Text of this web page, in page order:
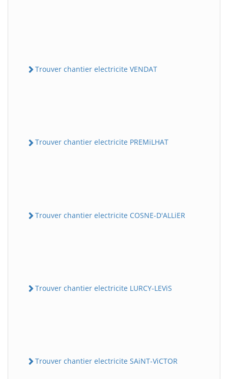
Trouver chantier electricite VENDAT
Trouver chantier electricite PREMiLHAT
Trouver chantier electricite COSNE-D'ALLiER
Trouver chantier electricite LURCY-LEViS
Trouver chantier electricite SAiNT-ViCTOR